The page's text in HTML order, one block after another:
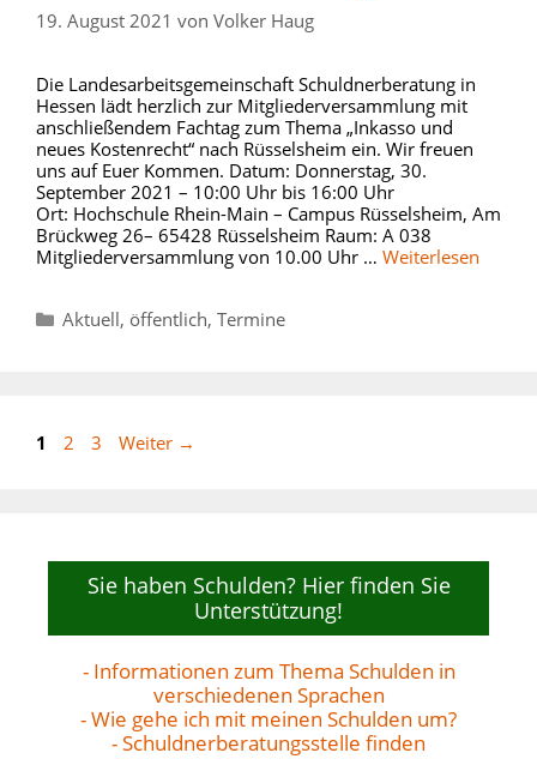
19. August 2021 von Volker Haug
Die Landesarbeitsgemeinschaft Schuldnerberatung in
Hessen lädt herzlich zur Mitgliederversammlung mit
anschließendem Fachtag zum Thema „Inkasso und
neues Kostenrecht“ nach Rüsselsheim ein. Wir freuen
uns auf Euer Kommen. Datum: Donnerstag, 30.
September 2021 – 10:00 Uhr bis 16:00 Uhr
Ort: Hochschule Rhein-Main – Campus Rüsselsheim, Am
Brückweg 26– 65428 Rüsselsheim Raum: A 038
Mitgliederversammlung von 10.00 Uhr … Weiterlesen
Kategorien
Aktuell, öffentlich, Termine
Seite
1 Seite
2 Seite
3 Weiter →
Sie haben Schulden? Hier finden Sie
Unterstützung!
- Informationen zum Thema Schulden in
verschiedenen Sprachen
- Wie gehe ich mit meinen Schulden um?
- Schuldnerberatungsstelle finden